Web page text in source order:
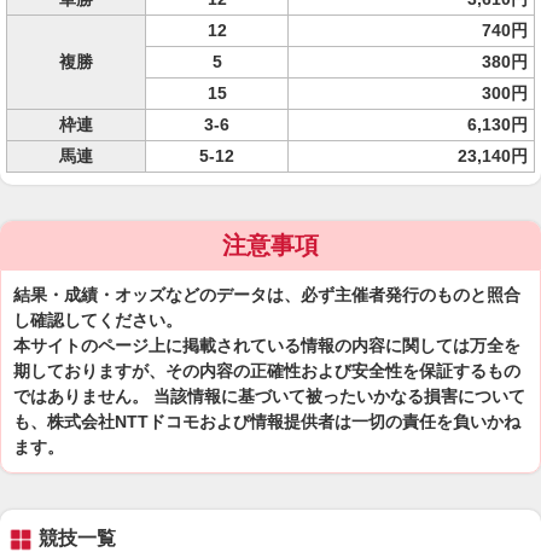
複勝
12
740円
5
380円
15
300円
枠連
3-6
6,130円
馬連
5-12 23,140円
注意事項
結果・成績・オッズなどのデータは、必ず主催者発行のものと照合
し確認してください。
本サイトのページ上に掲載されている情報の内容に関しては万全を
期しておりますが、その内容の正確性および安全性を保証するもの
ではありません。 当該情報に基づいて被ったいかなる損害について
も、株式会社NTTドコモおよび情報提供者は一切の責任を負いかね
ます。
競技一覧